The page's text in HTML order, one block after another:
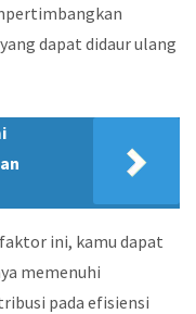
dapat didaur ulang
ini, kamu dapat
memenuhi
pada efisiensi